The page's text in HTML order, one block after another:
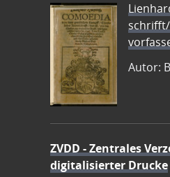
Autor:
ZVDD - Zentrales
digitalisierter Drucke